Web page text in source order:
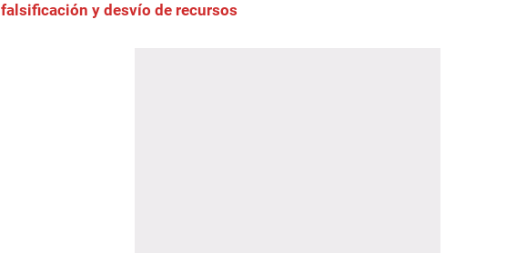
falsificación y desvío de recursos